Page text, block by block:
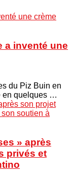
a inventé une
du Piz Buin en
en quelques …
» après
privés et